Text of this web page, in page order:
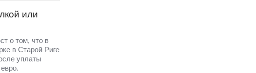
или
о том, что в
в Старой Риге
уплаты